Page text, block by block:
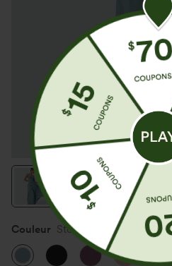
Couleur Stone Blue